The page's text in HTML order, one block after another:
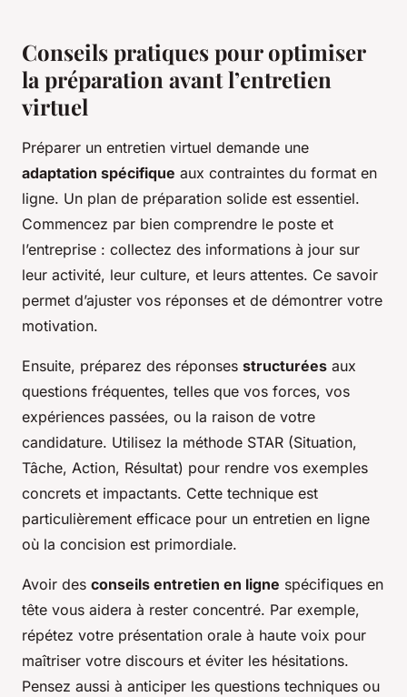
Conseils pratiques pour optimiser
la préparation avant l’entretien
virtuel
Préparer un entretien virtuel demande une
adaptation spécifique aux contraintes du format en
ligne. Un plan de préparation solide est essentiel.
Commencez par bien comprendre le poste et
l’entreprise : collectez des informations à jour sur
leur activité, leur culture, et leurs attentes. Ce savoir
permet d’ajuster vos réponses et de démontrer votre
motivation.
Ensuite, préparez des réponses structurées aux
questions fréquentes, telles que vos forces, vos
expériences passées, ou la raison de votre
candidature. Utilisez la méthode STAR (Situation,
Tâche, Action, Résultat) pour rendre vos exemples
concrets et impactants. Cette technique est
particulièrement efficace pour un entretien en ligne
où la concision est primordiale.
Avoir des conseils entretien en ligne spécifiques en
tête vous aidera à rester concentré. Par exemple,
répétez votre présentation orale à haute voix pour
maîtriser votre discours et éviter les hésitations.
Pensez aussi à anticiper les questions techniques ou